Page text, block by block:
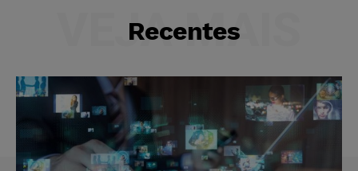
Recentes
VEJA MAIS